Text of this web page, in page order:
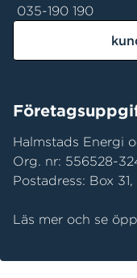
035-190 190
Halmstads Energi
Org. nr: 556528-
Postadress: Box
Läs mer och se